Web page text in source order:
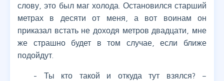
слову, это был маг холода. Остановился старший
метрах в десяти от меня, а вот воинам он
приказал встать не доходя метров двадцати, мне
же страшно будет в том случае, если ближе
подойдут.
- Ты кто такой и откуда тут взялся? –